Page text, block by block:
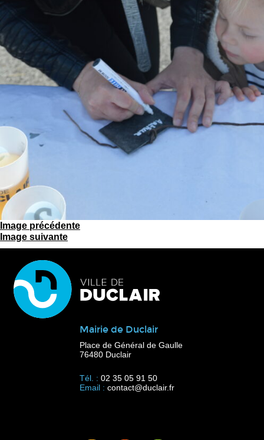
Image précédente
Image suivante
Mairie de Duclair
Place de Général de Gaulle
76480 Duclair
Tél. : 02 35 05 91 50
Email : contact@duclair.fr